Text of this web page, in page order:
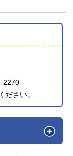
2270
ださい。